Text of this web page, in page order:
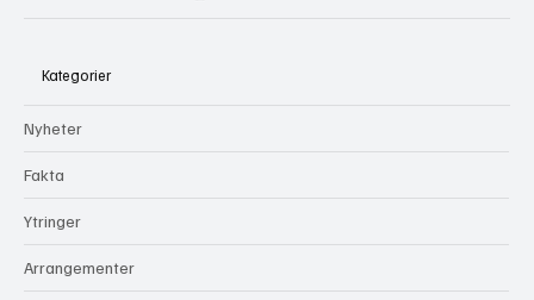
Kategorier
Nyheter
Fakta
Ytringer
Arrangementer